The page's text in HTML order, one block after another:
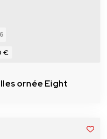
€
ornée Eight